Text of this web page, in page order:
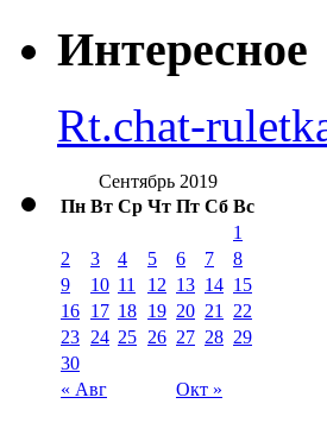
Интересное
Rt.chat-
Сентябрь 2019
Пн Вт Ср Чт Пт Сб Вс
« Авг Окт »
1
2
3 4 5 6 7
8
9
10 11 12 13 14 15
16 17 18 19 20 21 22
23 24 25 26 27 28 29
30